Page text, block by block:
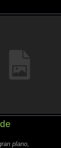
plano,